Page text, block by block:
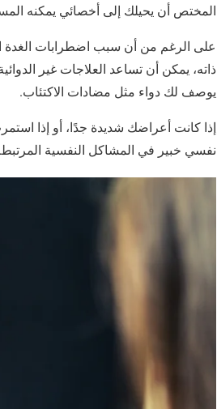
المختص أن يحيلك إلى أخصائي يمكنه
على الرغم من أن سبب اضطرابات الغدة
ذاته، يمكن أن تساعد العلاجات غير
يوصف لك دواء مثل مضادات الاكتئاب.
إذا كانت أعراضك شديدة جدًا، أو إذا
نفسي خبير في المشاكل النفسية